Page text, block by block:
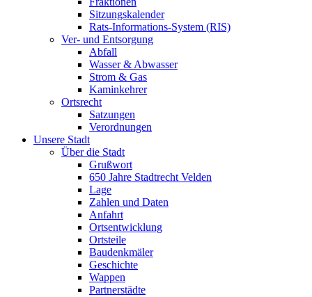
Sitzungskalender
Rats-Informations-System (RIS)
Ver- und Entsorgung
Abfall
Wasser & Abwasser
Strom & Gas
Kaminkehrer
Ortsrecht
Satzungen
Verordnungen
Unsere Stadt
Über die Stadt
Grußwort
650 Jahre Stadtrecht Velden
Lage
Zahlen und Daten
Anfahrt
Ortsentwicklung
Ortsteile
Baudenkmäler
Geschichte
Wappen
Partnerstädte